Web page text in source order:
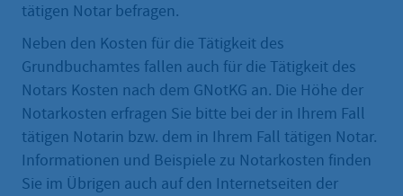
tätigen Notar befragen.
Neben den Kosten für die Tätigkeit des
Grundbuchamtes fallen auch für die Tätigkeit des
Notars Kosten nach dem GNotKG an. Die Höhe der
Notarkosten erfragen Sie bitte bei der in Ihrem Fall
tätigen Notarin bzw. dem in Ihrem Fall tätigen Notar.
Informationen und Beispiele zu Notarkosten finden
Sie im Übrigen auch auf den Internetseiten der